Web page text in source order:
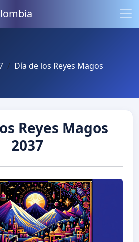
Día de los Reyes Magos
Reyes Magos
2037